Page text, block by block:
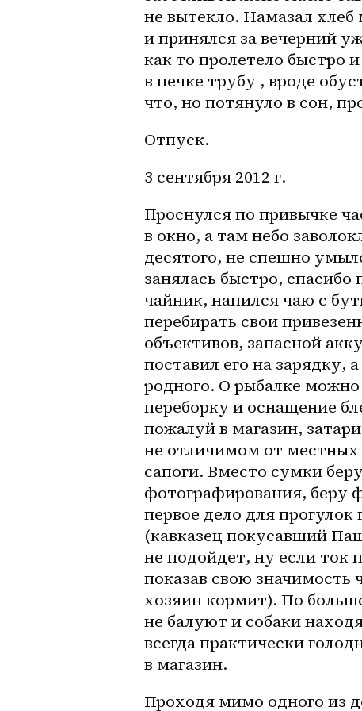
не вытекло. Намазал
и принялся за вечерний
как то пролетело быстро
в печке трубу , вроде
что, но потянуло в сон,
Отпуск.
3 сентября 2012 г.
Проснулся по привычке
в окно, а там небо
десятого, не спешно
занялась быстро,
чайник, напился чаю с
перебирать свои
объективов, запасной
поставил его на зарядку,
родного. О рыбалке
переборку и оснащение
пожалуй в магазин,
не отличимом от
сапоги. Вместо сумки
фотографирования, беру
первое дело для прогулок
(кавказец покусавший
не подойдет, ну если ток
показав свою значимость
хозяин кормит). По
не балуют и собаки
всегда практически
в магазин.
Проходя мимо одного из